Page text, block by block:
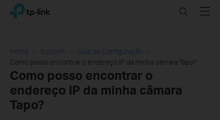
Click
navigation
TP-Link, Reliably Smart SearchMenu
Home Support
Guia de Configuração
Como posso encontrar o endereço IP da minha câmara Tapo?
Como posso encontrar o
endereço IP da minha câmara
Tapo?